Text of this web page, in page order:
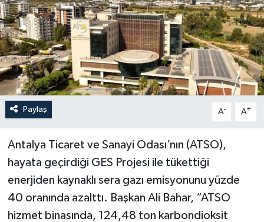
Paylaş A- A+
Antalya Ticaret ve Sanayi Odası’nın (ATSO),
hayata geçirdiği GES Projesi ile tükettiği
enerjiden kaynaklı sera gazı emisyonunu yüzde
40 oranında azalttı. Başkan Ali Bahar, “ATSO
hizmet binasında, 124,48 ton karbondioksit